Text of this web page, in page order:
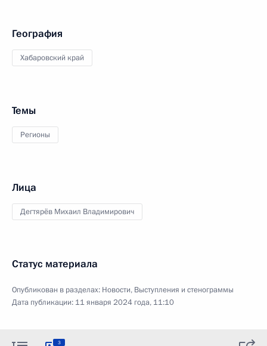
География
Хабаровский край
Темы
Регионы
Лица
Дегтярёв Михаил Владимирович
Статус материала
Опубликован в разделах: Новости, Выступления и стенограммы
Дата публикации: 11 января 2024 года, 11:10
3